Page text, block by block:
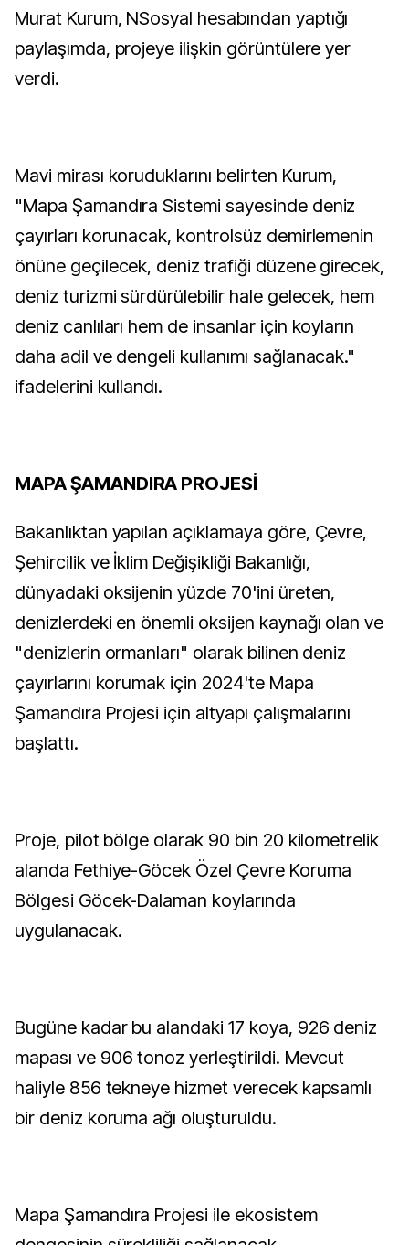
Murat Kurum, NSosyal hesabından yaptığı
paylaşımda, projeye ilişkin görüntülere yer
verdi.
Mavi mirası koruduklarını belirten Kurum,
"Mapa Şamandıra Sistemi sayesinde deniz
çayırları korunacak, kontrolsüz demirlemenin
önüne geçilecek, deniz trafiği düzene girecek,
deniz turizmi sürdürülebilir hale gelecek, hem
deniz canlıları hem de insanlar için koyların
daha adil ve dengeli kullanımı sağlanacak."
ifadelerini kullandı.
MAPA ŞAMANDIRA PROJESİ
Bakanlıktan yapılan açıklamaya göre, Çevre,
Şehircilik ve İklim Değişikliği Bakanlığı,
dünyadaki oksijenin yüzde 70'ini üreten,
denizlerdeki en önemli oksijen kaynağı olan ve
"denizlerin ormanları" olarak bilinen deniz
çayırlarını korumak için 2024'te Mapa
Şamandıra Projesi için altyapı çalışmalarını
başlattı.
Proje, pilot bölge olarak 90 bin 20 kilometrelik
alanda Fethiye-Göcek Özel Çevre Koruma
Bölgesi Göcek-Dalaman koylarında
uygulanacak.
Bugüne kadar bu alandaki 17 koya, 926 deniz
mapası ve 906 tonoz yerleştirildi. Mevcut
haliyle 856 tekneye hizmet verecek kapsamlı
bir deniz koruma ağı oluşturuldu.
Mapa Şamandıra Projesi ile ekosistem